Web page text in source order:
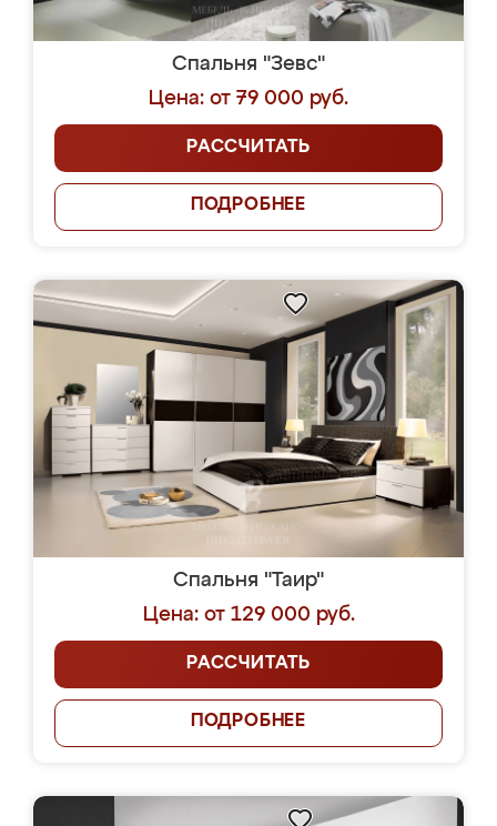
Спальня "Зевс"
Цена: от 79 000 руб.
РАССЧИТАТЬ
ПОДРОБНЕЕ
Спальня "Таир"
Цена: от 129 000 руб.
РАССЧИТАТЬ
ПОДРОБНЕЕ